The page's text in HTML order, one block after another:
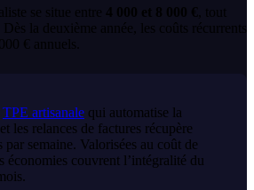
se situe entre 4 000 et 8 000 € , tout
la deuxième année, les coûts récurrents
€ annuels.
TPE artisanale qui automatise la
les relances de factures récupère
par semaine. Valorisées au coût de
économies couvrent l’intégralité du